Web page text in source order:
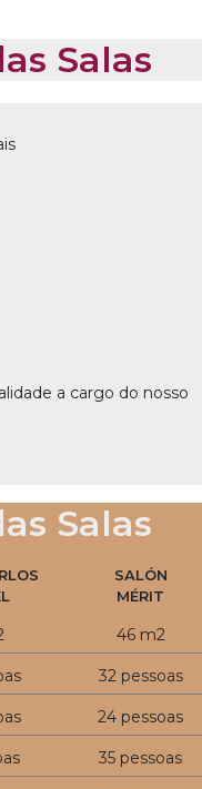
Salas
a cargo do nosso
Salas
SALÓN
MÉRIT
46 m2
32 pessoas
24 pessoas
35 pessoas